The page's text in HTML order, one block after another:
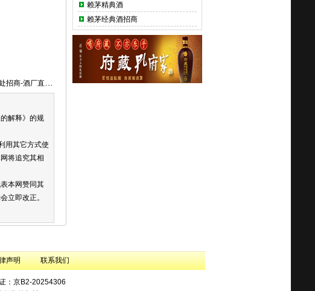
赖茅精典酒
赖茅经典酒招商
厂直招非代理商
解释》的规
用其它方式使
将追究其相
本网赞同其
立即改正。
声明 联系我们
：京B2-20254306